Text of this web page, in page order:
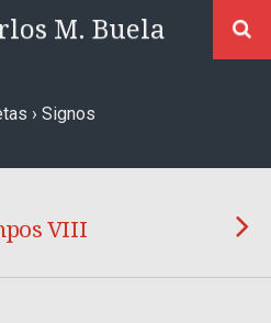
M. Buela
› Signos
VIII